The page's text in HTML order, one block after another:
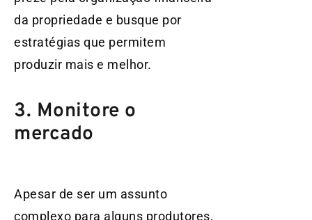
da propriedade e busque por
estratégias que permitem
produzir mais e melhor.
3. Monitore o
mercado
Apesar de ser um assunto
complexo para alguns produtores,